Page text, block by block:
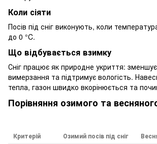
Коли сіяти
Посів під сніг виконують, коли
до 0 °C.
Що відбувається взимку
Сніг працює як природне укриття:
вимерзання та підтримує вологість.
тепла, газон швидко вкорінюється та
Порівняння озимого та
Критерій Озимий посів під сніг